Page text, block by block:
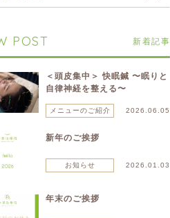
POST 新着記事
＜頭皮集中＞ 快眠鍼 〜眠りと
自律神経を整える〜
メニューのご紹介 2026.06.05
新年のご挨拶
お知らせ 2026.01.03
年末のご挨拶